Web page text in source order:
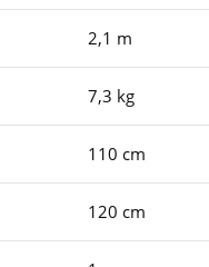
2,1 m
7,3 kg
110 cm
120 cm